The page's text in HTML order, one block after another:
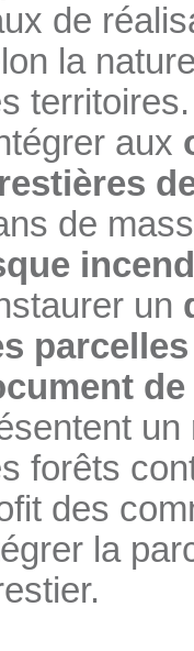
de
la
territoires.
aux
de
un
forêts
des
la